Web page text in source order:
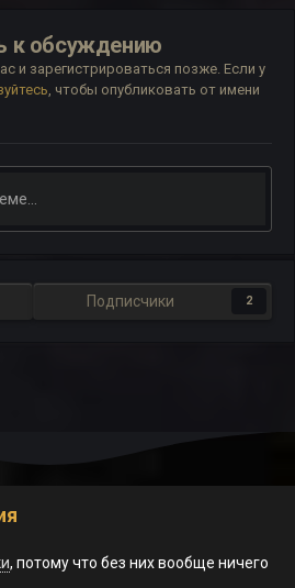
к обсуждению
и зарегистрироваться позже. Если у
, чтобы опубликовать от имени
Подписчики 2
Cookie-файлы
, потому что без них вообще ничего